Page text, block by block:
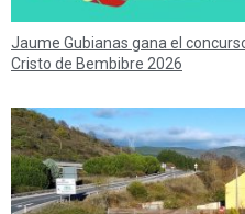
Jaume Gubianas gana el
Cristo de Bembibre 2026